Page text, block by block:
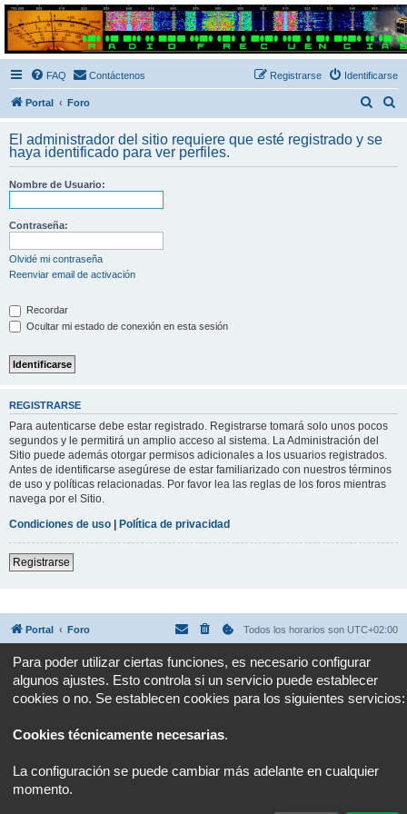
Radio Frecuencias
Foro de Radio Frecuencias
FAQ Contáctenos Identificarse
Registrarse
Portal Foro
c
s
c
El administrador del sitio requiere que esté registrado y se
haya identificado para ver perfiles.
Nombre de Usuario:
Contraseña:
Olvidé mi contraseña
Reenviar email de activación
Recordar
Ocultar mi estado de conexión en esta sesión
REGISTRARSE
Para autenticarse debe estar registrado. Registrarse tomará solo unos pocos
segundos y le permitirá un amplio acceso al sistema. La Administración del
Sitio puede además otorgar permisos adicionales a los usuarios registrados.
Antes de identificarse asegúrese de estar familiarizado con nuestros términos
de uso y políticas relacionadas. Por favor lea las reglas de los foros mientras
navega por el Sitio.
Condiciones de uso | Política de privacidad
Registrarse
Portal Foro Todos los horarios son UTC+02:00
Desarrollado porphpBB® Forum Software © phpBB Limited
Traducción al español porphpBB España
Privacidad|Condiciones
Para poder utilizar ciertas funciones, es necesario configurar
algunos ajustes. Esto controla si un servicio puede establecer
cookies o no. Se establecen cookies para los siguientes servicios:
Cookies técnicamente necesarias.
La configuración se puede cambiar más adelante en cualquier
momento.